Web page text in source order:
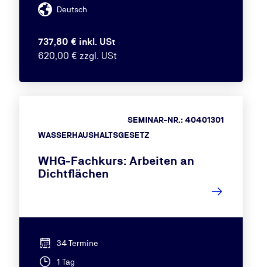
Deutsch
737,80 € inkl. USt
620,00 € zzgl. USt
WASSERHAUSHALTSGESETZ
SEMINAR-NR.: 40401301
WHG-Fachkurs: Arbeiten an
Dichtflächen
34 Termine
1 Tag